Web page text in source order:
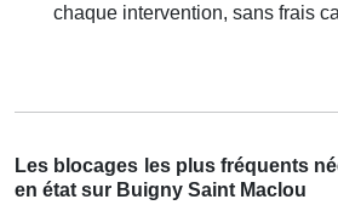
chaque intervention, sans frais
Les blocages les plus fréquents
en état sur Buigny Saint Maclou